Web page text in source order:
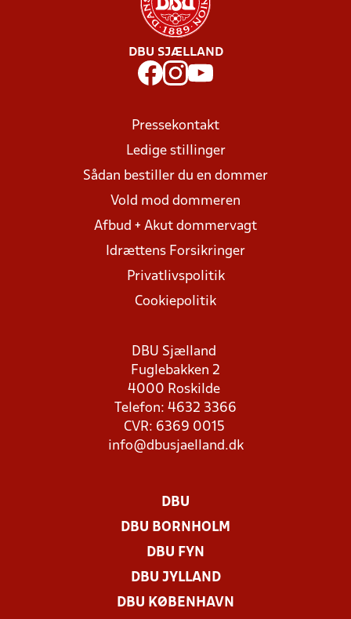
DBU SJÆLLAND
Pressekontakt
Ledige stillinger
Sådan bestiller du en dommer
Vold mod dommeren
Afbud + Akut dommervagt
Idrættens Forsikringer
Privatlivspolitik
Cookiepolitik
DBU Sjælland
Fuglebakken 2
4000 Roskilde
Telefon: 4632 3366
CVR: 6369 0015
info@dbusjaelland.dk
DBU
DBU BORNHOLM
DBU FYN
DBU JYLLAND
DBU KØBENHAVN